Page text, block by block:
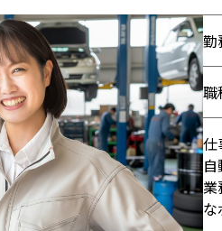
勤
職
仕
業
な